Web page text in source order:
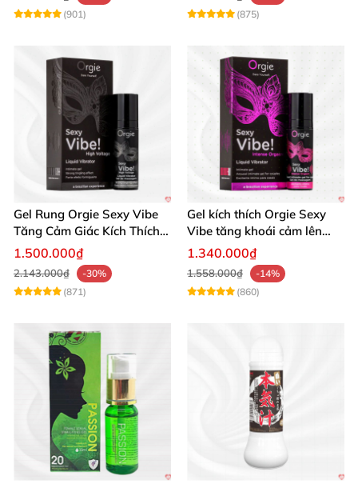
(901)
(875)
Gel Rung Orgie Sexy Vibe
Tăng Cảm Giác Kích Thích
Mạnh Mẽ
1.500.000₫
2.143.000₫
-30%
(871)
Gel kích thích Orgie Sexy
Vibe tăng khoái cảm lên
cao
1.340.000₫
1.558.000₫
-14%
(860)